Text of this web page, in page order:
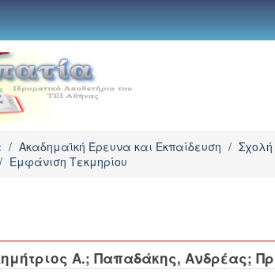
/ Ακαδημαϊκή Έρευνα και Εκπαίδευση /
/ Εμφάνιση Τεκμηρίου
Α.; Παπαδάκης, Ανδρέας;